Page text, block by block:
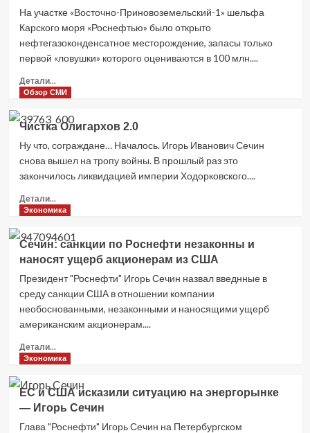
России
поставкам
топлива
в
На участке «Восточно-Приновоземельский-1» шельфа
Карского моря «Роснефтью» было открыто
нефтегазоконденсатное месторождение, запасы только
первой «ловушки» которого оцениваются в 100 млн....
Детали...
больше
Россия
нашла
нефтяные
«Арабские
море.
уже
мобилизуют
«Greenpeace»
Обзор СМИ
Чистка Олигархов 2.0
Ну что, сограждане… Началось. Игорь Иванович Сечин
снова вышел на тропу войны. В прошлый раз это
закончилось ликвидацией империи Ходорковского....
Детали...
больше
Чистка
Олигархов
2.0
Экономика
Сечин: санкции по Роснефти незаконны и
наносят ущерб акционерам из США
Президент "Роснефти" Игорь Сечин назвал введнные в
среду санкции США в отношении компании
необоснованными, незаконными и наносящими ущерб
американским акционерам....
Детали...
больше
Сечин:
санкции
по
Роснефти
Экономика
ЕС и США исказили ситуацию на энергорынке
— Игорь Сечин
Глава "Роснефти" Игорь Сечин на Петербургском